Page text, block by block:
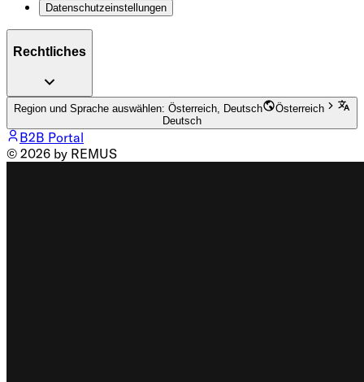
Datenschutzeinstellungen
Rechtliches
Region und Sprache auswählen: Österreich, Deutsch
Österreich
Deutsch
B2B Portal
© 2026 by REMUS